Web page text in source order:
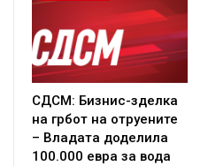
СДСМ: Бизнис-зделка
на грбот на отруените
– Владата доделила
100.000 евра за вода